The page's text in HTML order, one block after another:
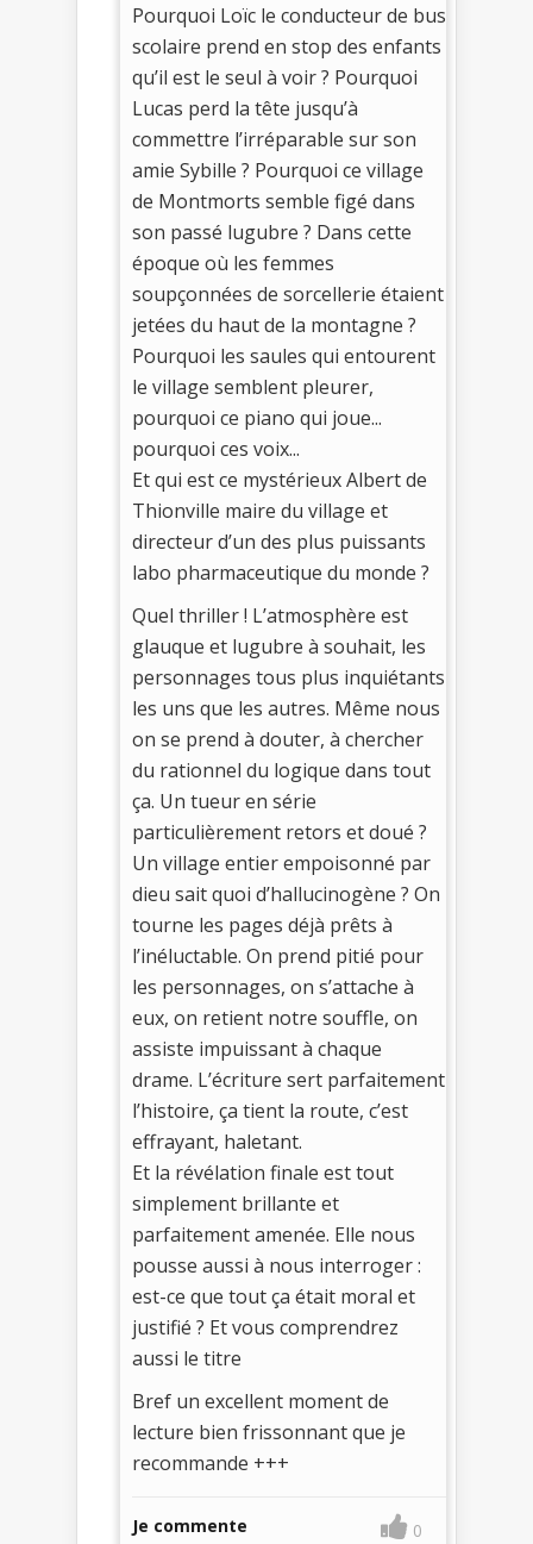
Pourquoi Loïc le conducteur de bus
scolaire prend en stop des enfants
qu’il est le seul à voir ? Pourquoi
Lucas perd la tête jusqu’à
commettre l’irréparable sur son
amie Sybille ? Pourquoi ce village
de Montmorts semble figé dans
son passé lugubre ? Dans cette
époque où les femmes
soupçonnées de sorcellerie étaient
jetées du haut de la montagne ?
Pourquoi les saules qui entourent
le village semblent pleurer,
pourquoi ce piano qui joue...
pourquoi ces voix...
Et qui est ce mystérieux Albert de
Thionville maire du village et
directeur d’un des plus puissants
labo pharmaceutique du monde ?
Quel thriller ! L’atmosphère est
glauque et lugubre à souhait, les
personnages tous plus inquiétants
les uns que les autres. Même nous
on se prend à douter, à chercher
du rationnel du logique dans tout
ça. Un tueur en série
particulièrement retors et doué ?
Un village entier empoisonné par
dieu sait quoi d’hallucinogène ? On
tourne les pages déjà prêts à
l’inéluctable. On prend pitié pour
les personnages, on s’attache à
eux, on retient notre souffle, on
assiste impuissant à chaque
drame. L’écriture sert parfaitement
l’histoire, ça tient la route, c’est
effrayant, haletant.
Et la révélation finale est tout
simplement brillante et
parfaitement amenée. Elle nous
pousse aussi à nous interroger :
est-ce que tout ça était moral et
justifié ? Et vous comprendrez
aussi le titre
Bref un excellent moment de
lecture bien frissonnant que je
recommande +++
Je commente 0